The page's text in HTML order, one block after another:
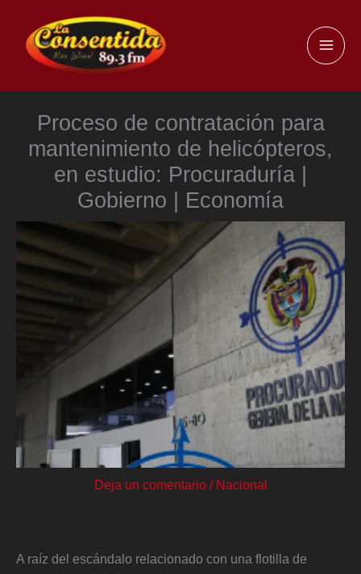
contenido
Proceso de contratación para
mantenimiento de helicópteros,
en estudio: Procuraduría |
Gobierno | Economía
Deja un comentario / Nacional
A raíz del escándalo relacionado con una flotilla de